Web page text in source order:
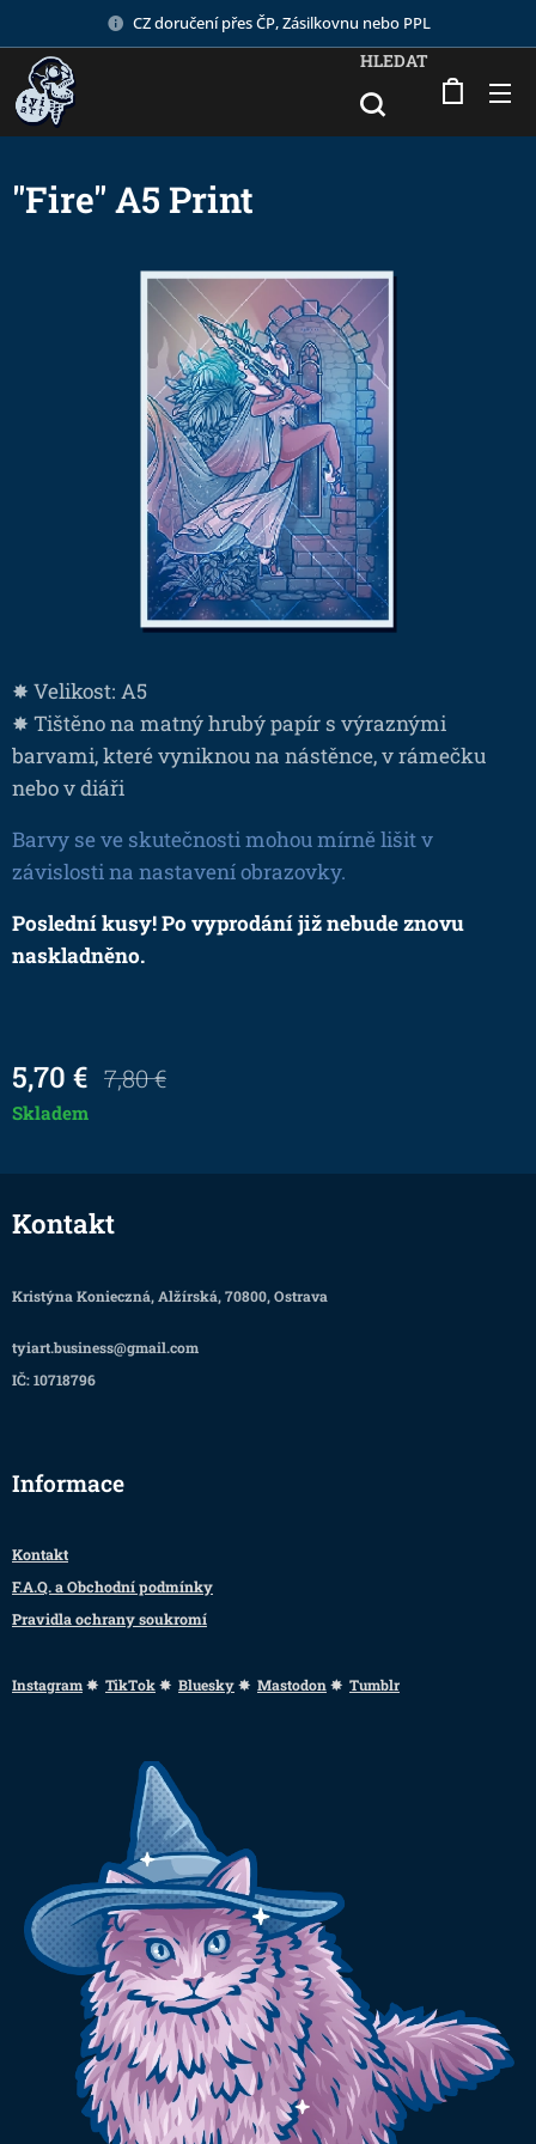
CZ doručení přes ČP, Zásilkovnu nebo PPL
HLEDAT
"Fire" A5 Print
✸ Velikost: A5
✸ Tištěno na matný hrubý papír s výraznými
barvami, které vyniknou na nástěnce, v rámečku
nebo v diáři
Barvy se ve skutečnosti mohou mírně lišit v
závislosti na nastavení obrazovky.
Poslední kusy! Po vyprodání již nebude znovu
naskladněno.
5,70 € 7,80€
Skladem
Kontakt
Kristýna Konieczná, Alžírská, 70800, Ostrava
tyiart.business@gmail.com
IČ: 10718796
Informace
Kontakt
F.A.Q. a Obchodní podmínky
Pravidla ochrany soukromí
Instagram✸ TikTok✸ Bluesky✸ Mastodon ✸ Tumblr